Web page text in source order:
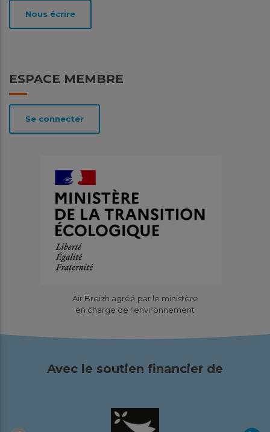
ESPACE MEMBRE
Se connecter
Nous écrire
Air Breizh agréé par le ministère
en charge de l'environnement
Avec le soutien financier de